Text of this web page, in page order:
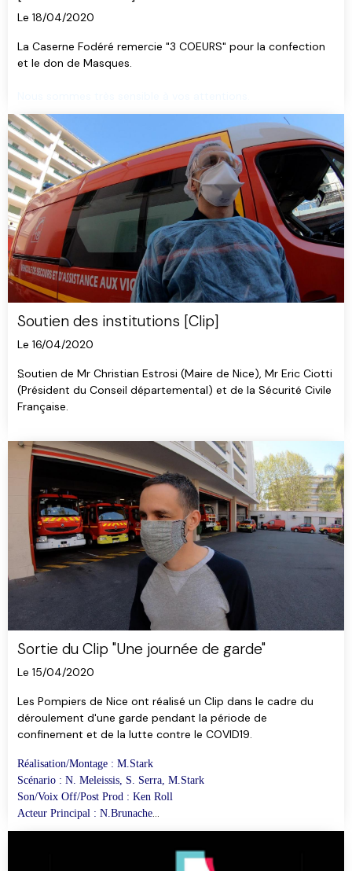
Le 18/04/2020
La Caserne Fodéré remercie "3 COEURS" pour la confection
et le don de Masques.
Soutien des institutions [Clip]
Le 16/04/2020
Soutien de Mr Christian Estrosi (Maire de Nice), Mr Eric Ciotti
(Président du Conseil départemental) et de la Sécurité Civile
Française.
CLip : Une journée en caserne [Covid19]
Sortie du Clip "Une journée de garde"
Le 15/04/2020
Les Pompiers de Nice ont réalisé un Clip dans le cadre du
déroulement d'une garde pendant la période de
confinement et de la lutte contre le COVID19.
Réalisation/Montage : M.Stark
Scénario : N. Meleissis, S. Serra, M.Stark
Son/Voix Off/Post Prod : Ken Roll
Acteur Principal : N.Brunache
avec la participation de la section 1 Magnan